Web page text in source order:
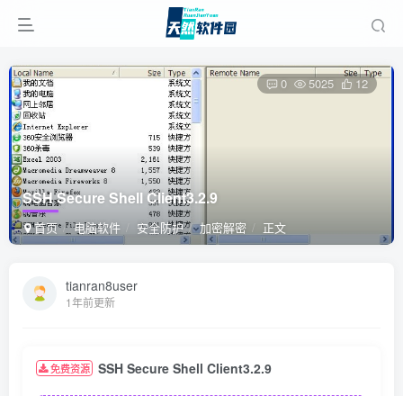
SSH Secure Shell Client3.2.9
首页 电脑软件 安全防护 加密解密 正文
0 5025 12
tianran8user
1年前更新
免费资源 SSH Secure Shell Client3.2.9